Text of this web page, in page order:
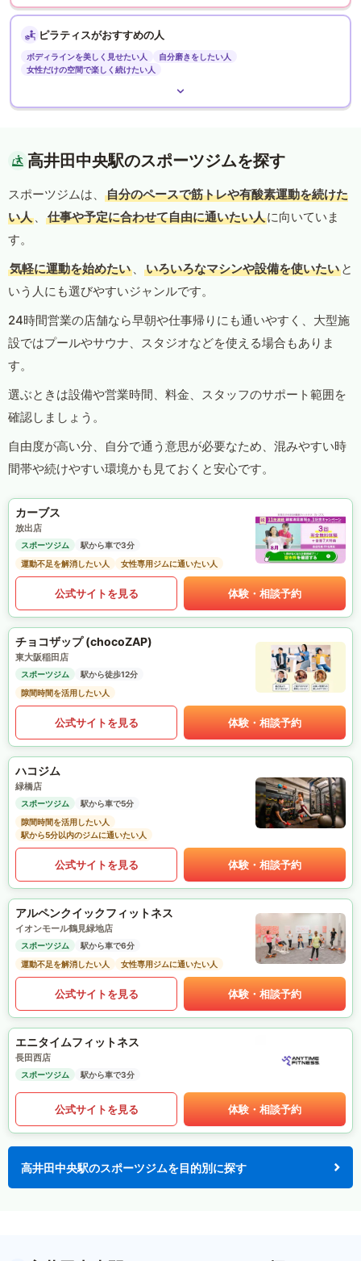
ピラティスがおすすめの人
ボディラインを美しく見せたい人
自分磨きをしたい人
女性だけの空間で楽しく続けたい人
高井田中央駅のスポーツジムを探す
スポーツジムは、
自分のペースで筋トレや有酸素運動を続けた
い人 、 仕事や予定に合わせて自由に通いたい人に向いていま
す。
気軽に運動を始めたい 、 いろいろなマシンや設備を使いたい と
いう人にも選びやすいジャンルです。
24時間営業の店舗なら早朝や仕事帰りにも通いやすく、大型施
設ではプールやサウナ、スタジオなどを使える場合もありま
す。
選ぶときは設備や営業時間、料金、スタッフのサポート範囲を
確認しましょう。
自由度が高い分、自分で通う意思が必要なため、混みやすい時
間帯や続けやすい環境かも見ておくと安心です。
カーブス
放出店
スポーツジム
駅から車で3分
運動不足を解消したい人
女性専用ジムに通いたい人
公式サイトを見る 体験・相談予約
チョコザップ (chocoZAP)
東大阪稲田店
スポーツジム
駅から徒歩12分
隙間時間を活用したい人
公式サイトを見る 体験・相談予約
ハコジム
緑橋店
スポーツジム
駅から車で5分
隙間時間を活用したい人
駅から5分以内のジムに通いたい人
公式サイトを見る 体験・相談予約
アルペンクイックフィットネス
イオンモール鶴見緑地店
スポーツジム
駅から車で6分
運動不足を解消したい人
女性専用ジムに通いたい人
公式サイトを見る 体験・相談予約
エニタイムフィットネス
長田西店
スポーツジム 駅から車で3分
公式サイトを見る 体験・相談予約
高井田中央駅のスポーツジムを目的別に探す